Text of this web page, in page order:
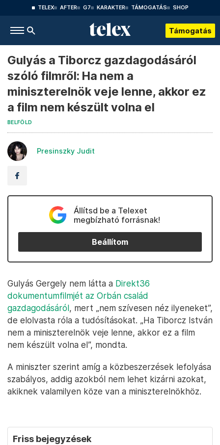
TELEX AFTER G7 KARAKTER TÁMOGATÁS SHOP
Támogatás
Gulyás a Tiborcz gazdagodásáról
szóló filmről: Ha nem a
miniszterelnök veje lenne, akkor ez
a film nem készült volna el
BELFÖLD
Presinszky Judit
Állítsd be a Telexet
megbízható forrásnak!
Beállítom
Gulyás Gergely nem látta a Direkt36
dokumentumfilmjét az Orbán család
gazdagodásáról, mert „nem szívesen néz ilyeneket”,
de elolvasta róla a tudósításokat. „Ha Tiborcz István
nem a miniszterelnök veje lenne, akkor ez a film
nem készült volna el”, mondta.
A miniszter szerint amíg a közbeszerzések lefolyása
szabályos, addig azokból nem lehet kizárni azokat,
akiknek valamilyen köze van a miniszterelnökhöz.
Friss bejegyzések